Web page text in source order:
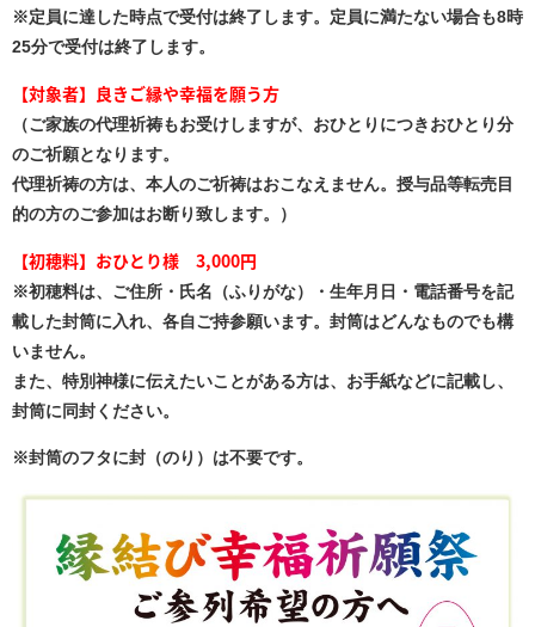
※定員に達した時点で受付は終了します。定員に満たない場合も8時
25分で受付は終了します。
【対象者】 良きご縁や幸福を願う方
（ご家族の代理祈祷もお受けしますが、おひとりにつきおひとり分
のご祈願となります。
代理祈祷の方は、本人のご祈祷はおこなえません。授与品等転売目
的の方のご参加はお断り致します。）
【初穂料】おひとり様 3,000円
※初穂料は、ご住所・氏名（ふりがな）・生年月日・電話番号を記
載した封筒に入れ、各自ご持参願います。封筒はどんなものでも構
いません。
また、特別神様に伝えたいことがある方は、お手紙などに記載し、
封筒に同封ください。
※封筒のフタに封（のり）は不要です。